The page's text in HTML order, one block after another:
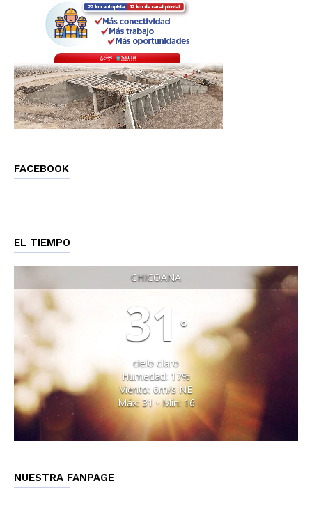
FACEBOOK
EL TIEMPO
CHICOANA
31 °
cielo claro
Humedad: 17%
Viento: 6m/s NE
Máx: 31 • Mín: 16
NUESTRA FANPAGE